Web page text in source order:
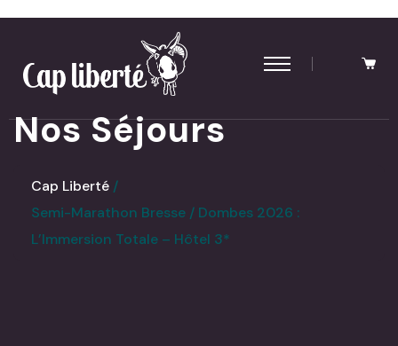
Nos Séjours
Cap Liberté
Semi-Marathon Bresse / Dombes 2026 :
L’Immersion Totale – Hôtel 3*